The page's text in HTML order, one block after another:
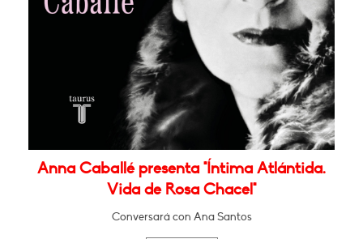
Anna Caballé presenta "Íntima Atlántida.
Vida de Rosa Chacel"
Conversará con Ana Santos